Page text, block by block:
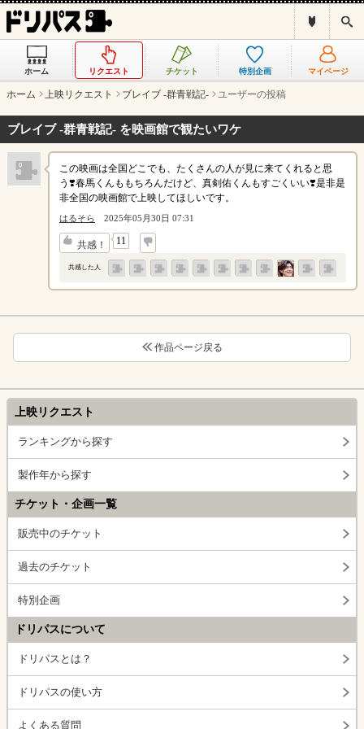
ス
ホーム リクエスト チケット 特別企画 マイページ
ホーム 上映リクエスト ブレイブ -群青戦記- ユーザーの投稿
ブレイブ -群青戦記- を映画館で観たいワケ
この映画は全国どこでも、たくさんの人が見に来てくれると思
う❣️春馬くんももちろんだけど、真剣佑くんもすごくいい❣️是非是
非全国の映画館で上映してほしいです。
はるそら 2025年05月30日 07:31
共感！ 11
↓
共感した人
作品ページ戻る
上映リクエスト
ランキングから探す
製作年から探す
チケット・企画一覧
販売中のチケット
過去のチケット
特別企画
ドリパスについて
ドリパスとは？
ドリパスの使い方
よくある質問